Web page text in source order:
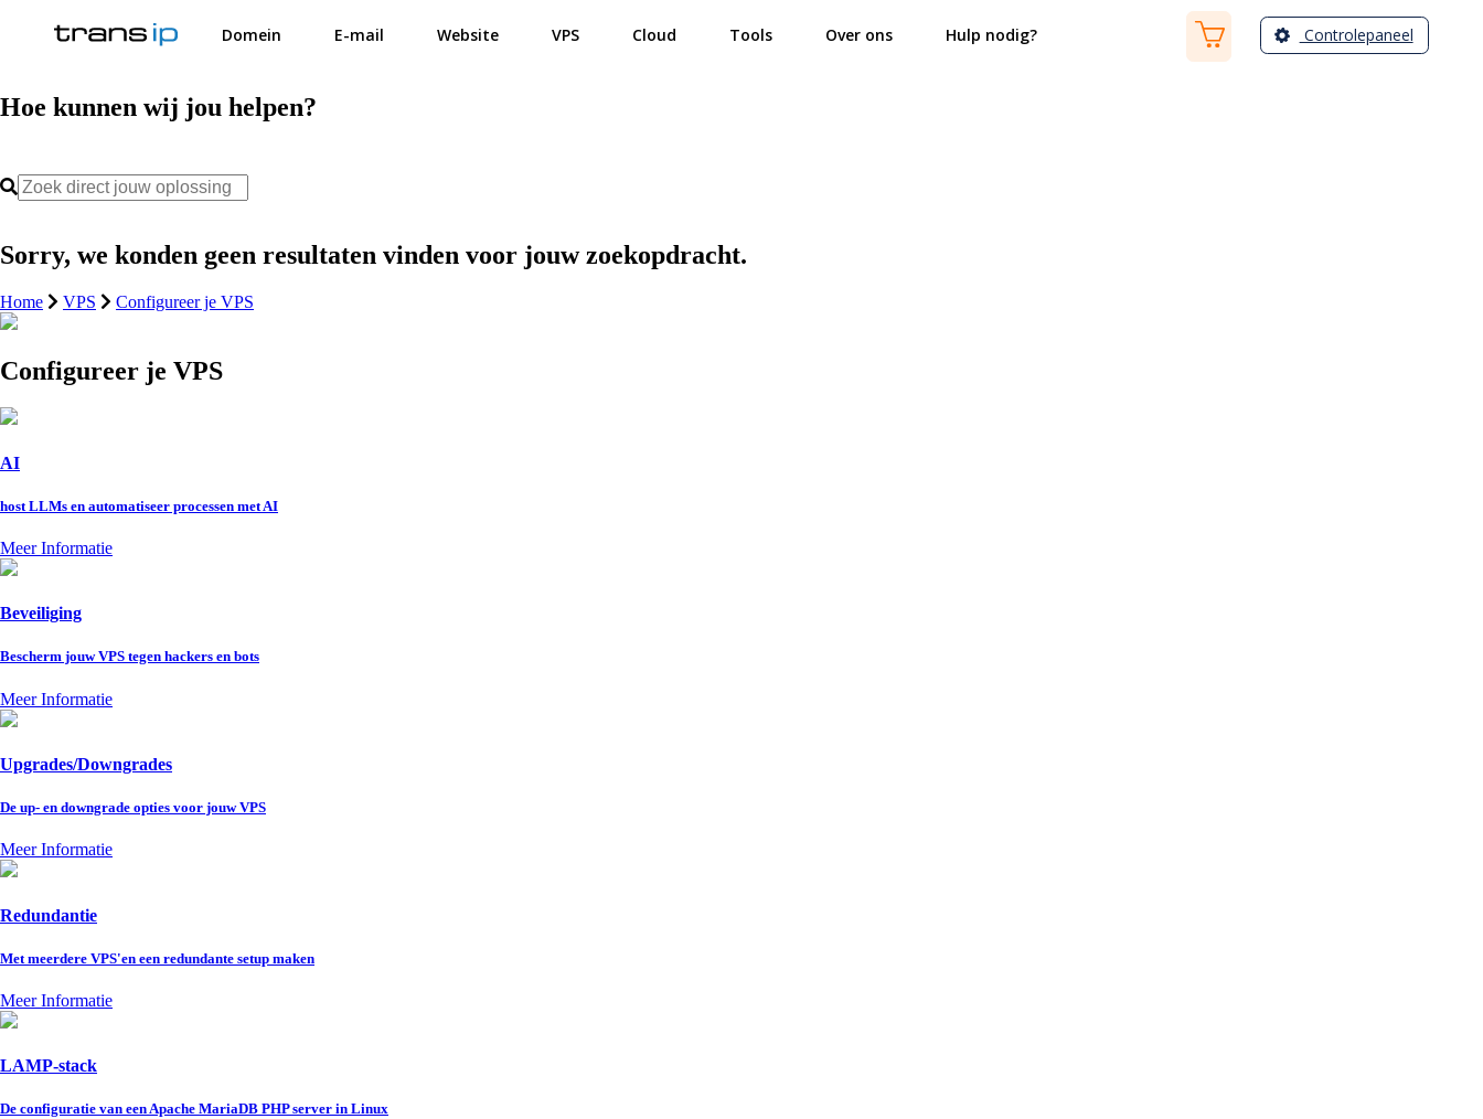
Domein E-mail Website VPS Cloud Tools Over ons Hulp nodig? Controlepaneel
Hoe kunnen wij jou helpen?
Sorry, we konden geen resultaten vinden voor jouw zoekopdracht.
Home VPS Configureer je VPS
Configureer je VPS
AI
host LLMs en automatiseer processen met AI
Meer Informatie
Beveiliging
Bescherm jouw VPS tegen hackers en bots
Meer Informatie
Upgrades/Downgrades
De up- en downgrade opties voor jouw VPS
Meer Informatie
Redundantie
Met meerdere VPS'en een redundante setup maken
Meer Informatie
LAMP-stack
De configuratie van een Apache MariaDB PHP server in Linux